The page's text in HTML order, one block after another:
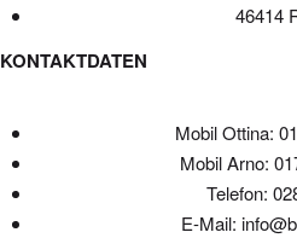
46414
KONTAKTDATEN
Mobil Ottina:
Mobil Arno:
Telefon:
E-Mail: